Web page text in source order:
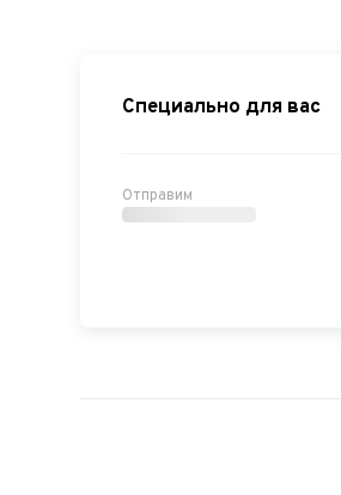
Специально для вас
Отправим